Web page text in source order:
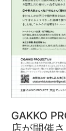
伊豆市
河津町
GAKKO
店が開催